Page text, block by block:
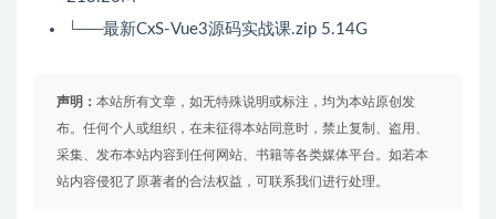
└──最新CxS-Vue3源码实战课.zip 5.14G
声明： 本站所有文章，如无特殊说明或标注，均为本站原创发
布。任何个人或组织，在未征得本站同意时，禁止复制、盗用、
采集、发布本站内容到任何网站、书籍等各类媒体平台。如若本
站内容侵犯了原著者的合法权益，可联系我们进行处理。